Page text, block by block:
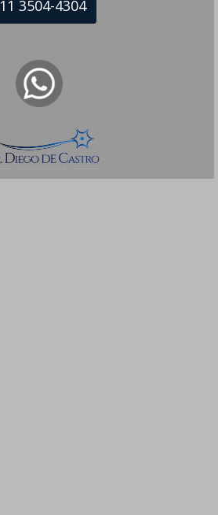
11 3504-4304